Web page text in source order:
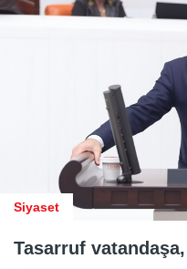
Siyaset
Tasarruf